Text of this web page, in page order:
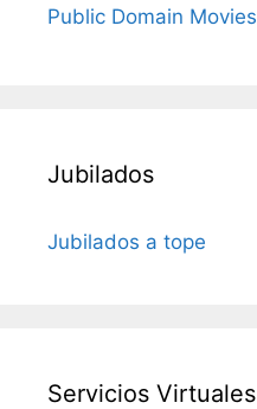
Public Domain Movies
Jubilados
Jubilados a tope
Servicios Virtuales